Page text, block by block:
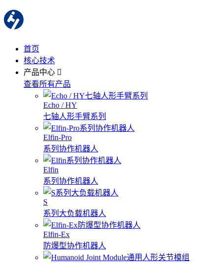
首页
核心技术
产品中心
查看所有产品
Echo / HY
七轴人形手臂系列
Elfin-Pro
系列协作机器人
Elfin
系列协作机器人
S
系列大负载机器人
Elfin-Ex
防爆型协作机器人